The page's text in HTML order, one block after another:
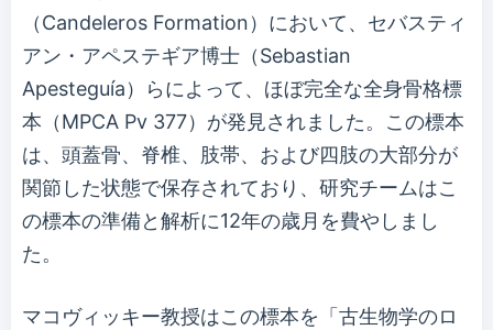
（Candeleros Formation）において、セバスティ
アン・アペステギア博士（Sebastian
Apesteguía）らによって、ほぼ完全な全身骨格標
本（MPCA Pv 377）が発見されました。この標本
は、頭蓋骨、脊椎、肢帯、および四肢の大部分が
関節した状態で保存されており、研究チームはこ
の標本の準備と解析に12年の歳月を費やしまし
た。
マコヴィッキー教授はこの標本を「古生物学のロ